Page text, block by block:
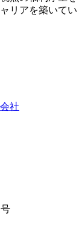
リアを築いてい
社